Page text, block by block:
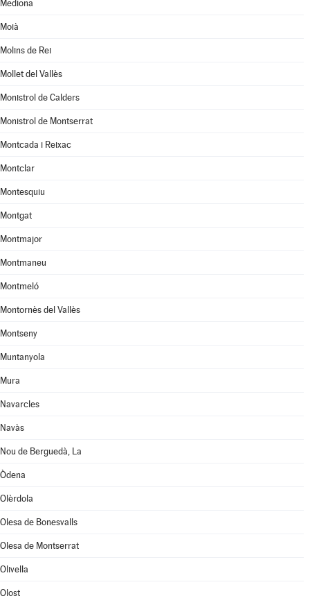
Mediona
Moià
Molins de Rei
Mollet del Vallès
Monistrol de Calders
Monistrol de Montserrat
Montcada i Reixac
Montclar
Montesquiu
Montgat
Montmajor
Montmaneu
Montmeló
Montornès del Vallès
Montseny
Muntanyola
Mura
Navarcles
Navàs
Nou de Berguedà, La
Òdena
Olèrdola
Olesa de Bonesvalls
Olesa de Montserrat
Olivella
Olost